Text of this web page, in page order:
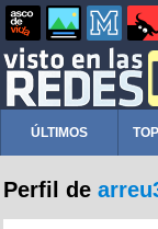
ÚLTIMOS TOP
Perfil de